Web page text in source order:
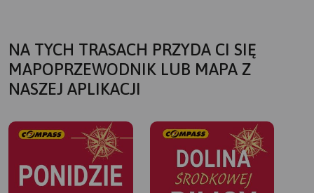
NA TYCH TRASACH PRZYDA CI SIĘ
MAPOPRZEWODNIK LUB MAPA Z
NASZEJ APLIKACJI